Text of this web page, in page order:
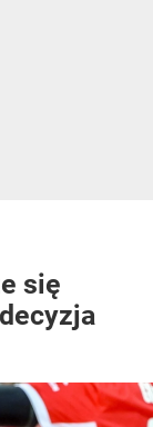
się